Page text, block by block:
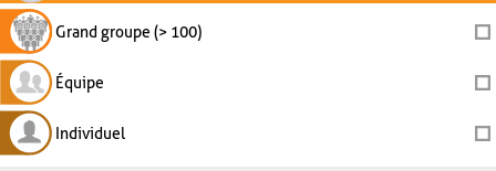
Grand groupe (> 100)
Équipe
Individuel